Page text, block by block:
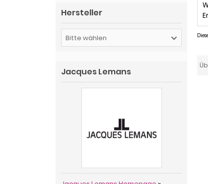
Hersteller
Bitte wählen
Jacques Lemans